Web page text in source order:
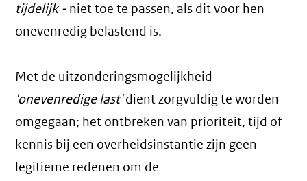
tijdelijk - niet toe te passen, als dit voor hen
onevenredig belastend is.
Met de uitzonderingsmogelijkheid
'onevenredige last'dient zorgvuldig te worden
omgegaan; het ontbreken van prioriteit, tijd of
kennis bij een overheidsinstantie zijn geen
legitieme redenen om de